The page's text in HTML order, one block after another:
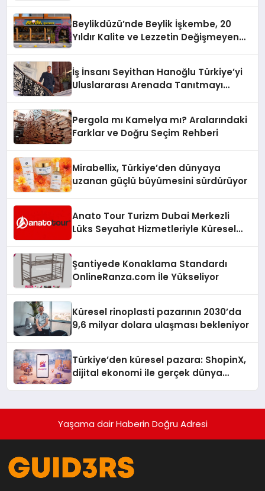
Beylikdüzü’nde Beylik İşkembe, 20
Yıldır Kalite ve Lezzetin Değişmeyen
İş İnsanı Seyithan Hanoğlu Türkiye’yi
Uluslararası Arenada Tanıtmayı
Pergola mı Kamelya mı? Aralarındaki
Farklar ve Doğru Seçim Rehberi
Mirabellix, Türkiye’den dünyaya
uzanan güçlü büyümesini sürdürüyor
Anato Tour Turizm Dubai Merkezli
Lüks Seyahat Hizmetleriyle Küresel
Şantiyede Konaklama Standardı
OnlineRanza.com İle Yükseliyor
Küresel rinoplasti pazarının 2030’da
9,6 milyar dolara ulaşması bekleniyor
Türkiye’den küresel pazara: ShopinX,
dijital ekonomi ile gerçek dünya
Yaşama dair Haberin Doğru Adresi